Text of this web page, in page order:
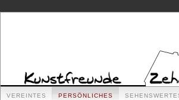
VEREINTES PERSÖNLICHES